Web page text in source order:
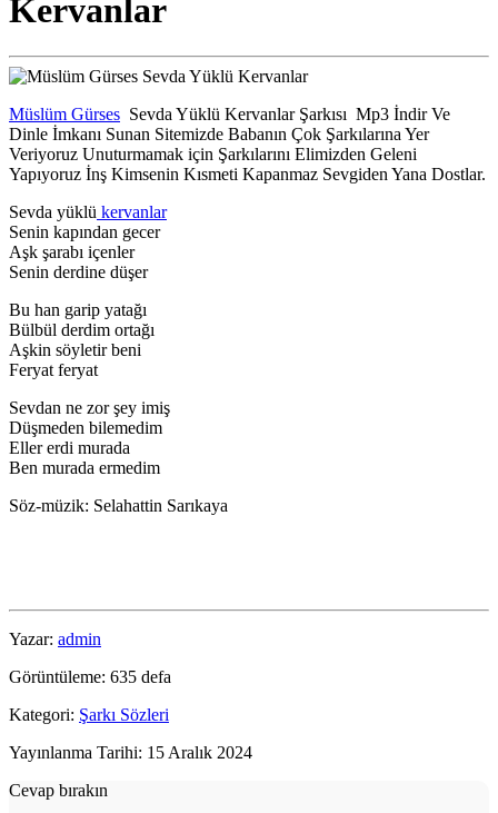
Kervanlar
Müslüm Gürses Sevda Yüklü Kervanlar Şarkısı Mp3 İndir Ve
Dinle İmkanı Sunan Sitemizde Babanın Çok Şarkılarına Yer
Veriyoruz Unuturmamak için Şarkılarını Elimizden Geleni
Yapıyoruz İnş Kimsenin Kısmeti Kapanmaz Sevgiden Yana Dostlar.
Sevda yüklü kervanlar
Senin kapından gecer
Aşk şarabı içenler
Senin derdine düşer
Bu han garip yatağı
Bülbül derdim ortağı
Aşkin söyletir beni
Feryat feryat
Sevdan ne zor şey imiş
Düşmeden bilemedim
Eller erdi murada
Ben murada ermedim
Söz-müzik: Selahattin Sarıkaya
Yazar: admin
Görüntüleme: 635 defa
Kategori: Şarkı Sözleri
Yayınlanma Tarihi: 15 Aralık 2024
Cevap bırakın